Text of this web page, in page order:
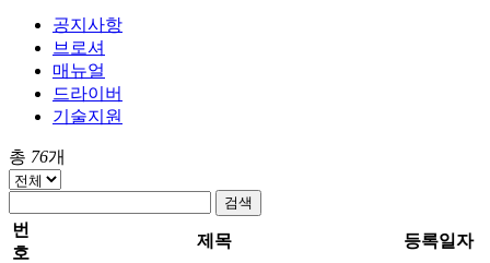
공지사항
브로셔
매뉴얼
드라이버
기술지원
총 76개
검색
번
호
제목 등록일자